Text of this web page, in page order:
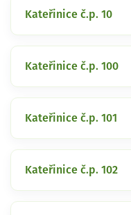
Kateřinice č.p. 10
Kateřinice č.p. 100
Kateřinice č.p. 101
Kateřinice č.p. 102